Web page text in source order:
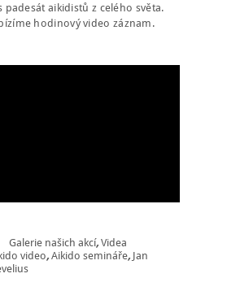
aikidistů z celého světa.
hodinový video záznam.
Galerie našich akcí,Videa
video,Aikido semináře, Jan